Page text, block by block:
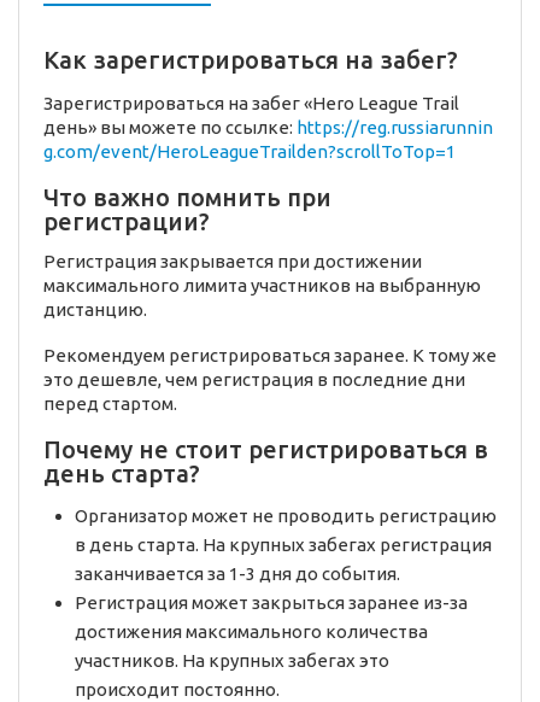
Как зарегистрироваться на забег?
Зарегистрироваться на забег «Hero League Trail
день» вы можете по ссылке: https://reg.russiarunnin
g.com/event/HeroLeagueTrailden?scrollToTop=1
Что важно помнить при
регистрации?
Регистрация закрывается при достижении
максимального лимита участников на выбранную
дистанцию.
Рекомендуем регистрироваться заранее. К тому же
это дешевле, чем регистрация в последние дни
перед стартом.
Почему не стоит регистрироваться в
день старта?
Организатор может не проводить регистрацию
в день старта. На крупных забегах регистрация
заканчивается за 1-3 дня до события.
Регистрация может закрыться заранее из-за
достижения максимального количества
участников. На крупных забегах это
происходит постоянно.